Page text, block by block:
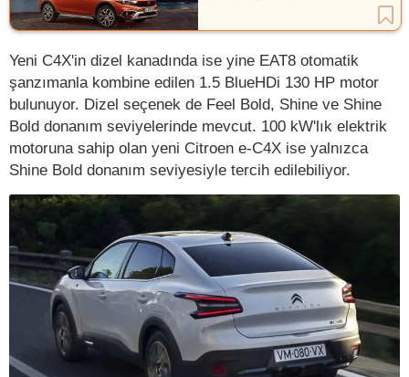
Yeni C4X'in dizel kanadında ise yine EAT8 otomatik
şanzımanla kombine edilen 1.5 BlueHDi 130 HP motor
bulunuyor. Dizel seçenek de Feel Bold, Shine ve Shine
Bold donanım seviyelerinde mevcut. 100 kW'lık elektrik
motoruna sahip olan yeni Citroen e-C4X ise yalnızca
Shine Bold donanım seviyesiyle tercih edilebiliyor.